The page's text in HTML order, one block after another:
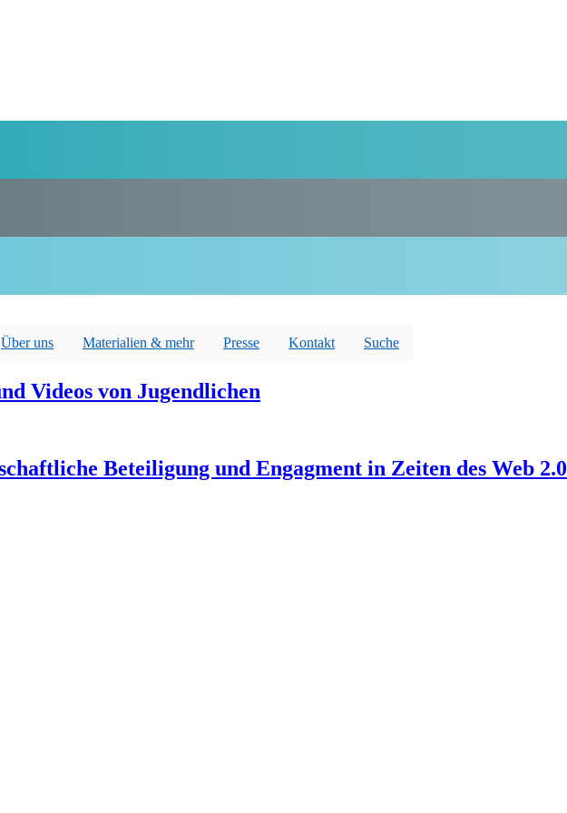
Über uns Materialien & mehr Presse Kontakt Suche
Videos von Jugendlichen
Beteiligung und Engagment in Zeiten des Web 2.0